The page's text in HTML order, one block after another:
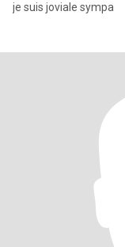
je suis joviale sympa